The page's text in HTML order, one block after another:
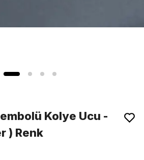
Kolye Ucu -
) Renk